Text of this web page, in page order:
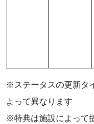
※ステータスの更新タ
よって異なります
※特典は施設によって